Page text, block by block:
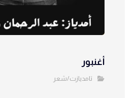
أغنبور
تامديازت/شعر